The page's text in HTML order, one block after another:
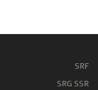
SRF
SRG SSR